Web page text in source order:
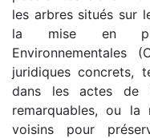
les arbres situés sur
la mise en
Environnementales
juridiques concrets,
dans les actes de
remarquables, ou la
voisins pour